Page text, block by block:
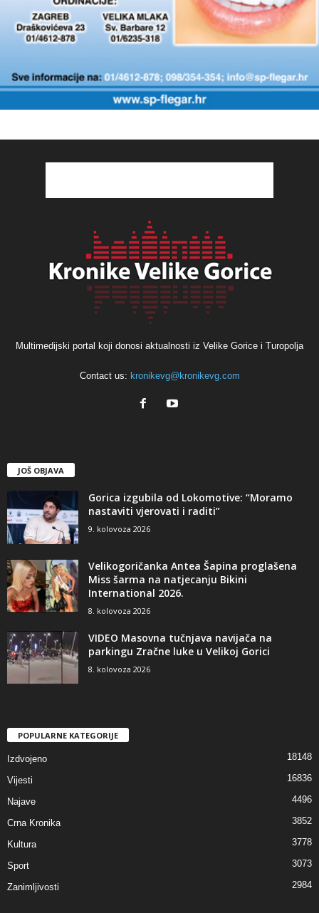
Multimedijski portal koji donosi aktualnosti iz Velike Gorice i Turopolja
Contact us: kronikevg@kronikevg.com
JOŠ OBJAVA
Gorica izgubila od Lokomotive: “Moramo
nastaviti vjerovati i raditi”
9. kolovoza 2026
Velikogoričanka Antea Šapina proglašena
Miss šarma na natjecanju Bikini
International 2026.
8. kolovoza 2026
VIDEO Masovna tučnjava navijača na
parkingu Zračne luke u Velikoj Gorici
8. kolovoza 2026
POPULARNE KATEGORIJE
Izdvojeno 18148
Vijesti 16836
Najave 4496
Crna Kronika 3852
Kultura 3778
Sport 3073
Zanimljivosti 2984